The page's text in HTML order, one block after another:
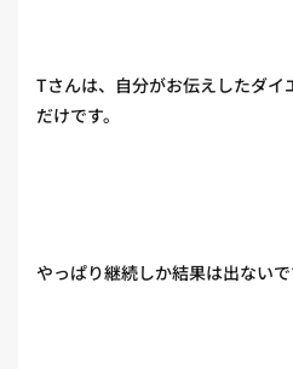
Tさんは、自分がお伝えしたダイ
だけです。
やっぱり継続しか結果は出ないで